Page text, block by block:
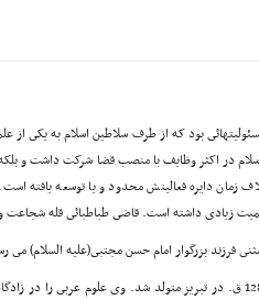
بود که از طرف سلاطین اسلام به یکى از
در اکثر وظایف با منصب قضا شرکت داشت و
زمان دایره فعالیتش محدود و یا توسعه یافته
زیادى داشته است. قاضى طباطبائى قله شجاعت و
- بزرگ خاندان طباطبائى، در سال 1285 ق. در تبریز متولد شد. وى